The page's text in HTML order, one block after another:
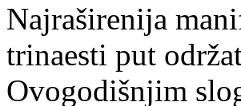
Najraširenija
trinaesti put
Ovogodišnjim